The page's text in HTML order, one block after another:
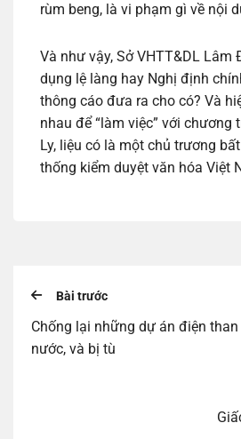
rùm beng, là vi phạm gì về nội
Và như vậy, Sở VHTT&DL Lâm
dụng lệ làng hay Nghị định
thông cáo đưa ra cho có? Và
nhau để “làm việc” với chương
Ly, liệu có là một chủ trương
thống kiểm duyệt văn hóa Việt
Bài trước
Chống lại những dự án điện
nước, và bị tù